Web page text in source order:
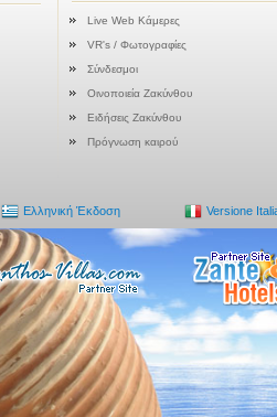
Live Web Κάμερες
VR's / Φωτογραφίες
Σύνδεσμοι
Οινοποιεία Ζακύνθου
Ειδήσεις Ζακύνθου
Πρόγνωση καιρού
Ελληνική Έκδοση Versione